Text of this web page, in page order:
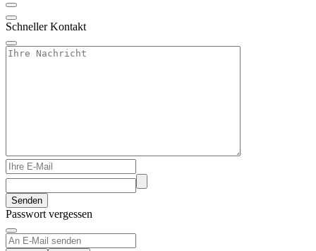
Schneller Kontakt
Senden
Passwort vergessen